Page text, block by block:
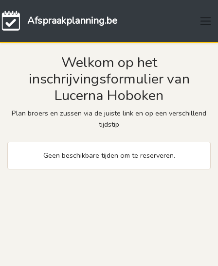
Afspraakplanning.be
Welkom op het
inschrijvingsformulier van
Lucerna Hoboken
Plan broers en zussen via de juiste link en op een verschillend
tijdstip
Geen beschikbare tijden om te reserveren.